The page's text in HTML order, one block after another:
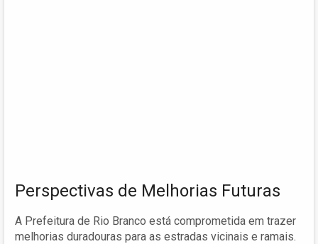
Perspectivas de Melhorias Futuras
A Prefeitura de Rio Branco está comprometida em trazer
melhorias duradouras para as estradas vicinais e ramais.